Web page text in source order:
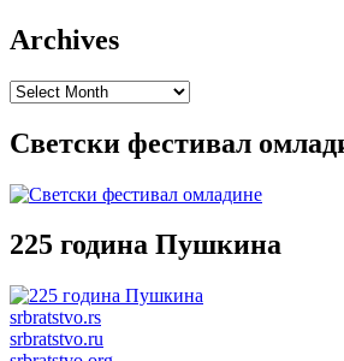
Archives
Archives
Светски фестивал
225 година Пушкина
srbratstvo.rs
srbratstvo.ru